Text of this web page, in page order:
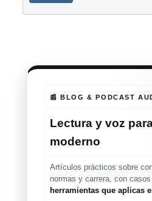
📰 BLOG & PODCAST
Lectura y voz
moderno
Artículos prácticos sobre
normas y carrera, con
herramientas que aplicas